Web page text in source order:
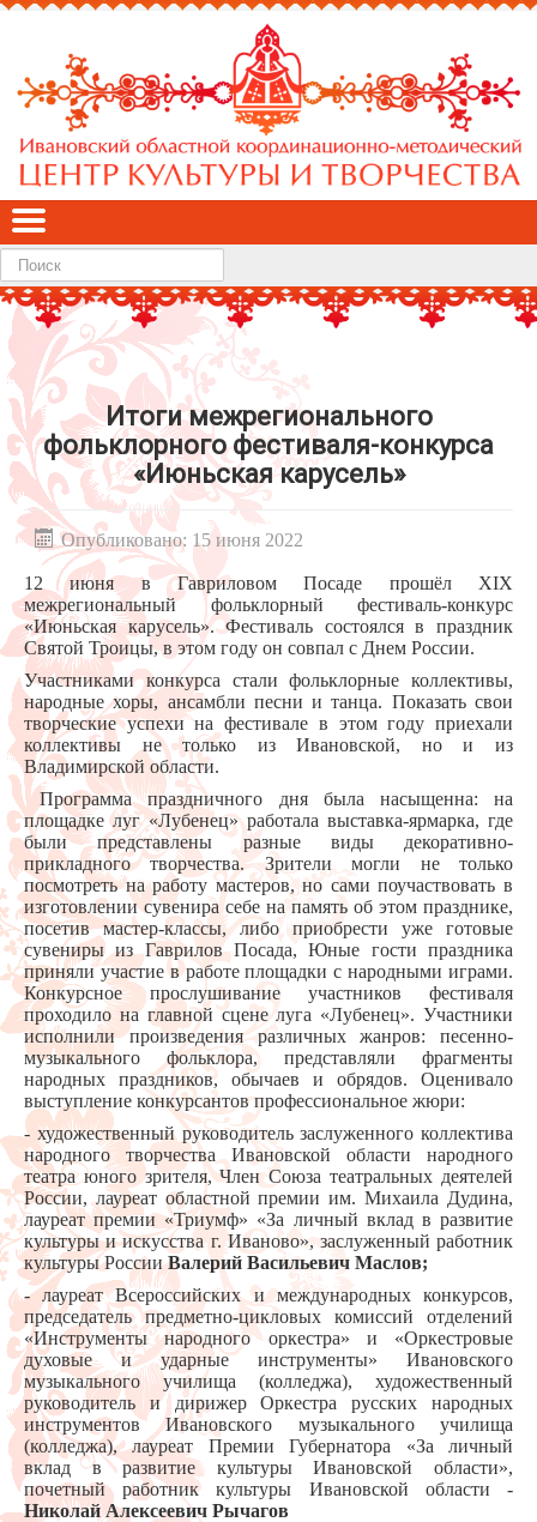
Найти
Итоги межрегионального
фольклорного фестиваля-конкурса
«Июньская карусель»
Опубликовано: 15 июня 2022
12 июня в Гавриловом Посаде прошёл XIX
межрегиональный фольклорный фестиваль-конкурс
«Июньская карусель». Фестиваль состоялся в праздник
Святой Троицы, в этом году он совпал с Днем России.
Участниками конкурса стали фольклорные коллективы,
народные хоры, ансамбли песни и танца. Показать свои
творческие успехи на фестивале в этом году приехали
коллективы не только из Ивановской, но и из
Владимирской области.
Программа праздничного дня была насыщенна: на
площадке луг «Лубенец» работала выставка-ярмарка, где
были представлены разные виды декоративно-
прикладного творчества. Зрители могли не только
посмотреть на работу мастеров, но сами поучаствовать в
изготовлении сувенира себе на память об этом празднике,
посетив мастер-классы, либо приобрести уже готовые
сувениры из Гаврилов Посада, Юные гости праздника
приняли участие в работе площадки с народными играми.
Конкурсное прослушивание участников фестиваля
проходило на главной сцене луга «Лубенец». Участники
исполнили произведения различных жанров: песенно-
музыкального фольклора, представляли фрагменты
народных праздников, обычаев и обрядов. Оценивало
выступление конкурсантов профессиональное жюри:
- художественный руководитель заслуженного коллектива
народного творчества Ивановской области народного
театра юного зрителя, Член Союза театральных деятелей
России, лауреат областной премии им. Михаила Дудина,
лауреат премии «Триумф» «За личный вклад в развитие
культуры и искусства г. Иваново», заслуженный работник
культуры РоссииВалерий Васильевич Маслов;
- лауреат Всероссийских и международных конкурсов,
председатель предметно-цикловых комиссий отделений
«Инструменты народного оркестра» и «Оркестровые
духовые и ударные инструменты» Ивановского
музыкального училища (колледжа), художественный
руководитель и дирижер Оркестра русских народных
инструментов Ивановского музыкального училища
(колледжа), лауреат Премии Губернатора «За личный
вклад в развитие культуры Ивановской области»,
почетный работник культуры Ивановской области -
Николай Алексеевич Рычагов